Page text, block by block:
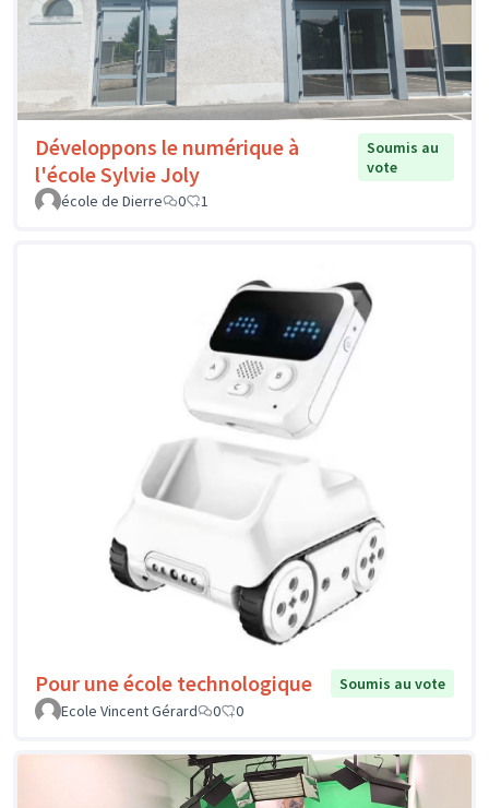
Développons le numérique à
l'école Sylvie Joly
Soumis au
vote
école de Dierre
0 1
Pour une école technologique
Soumis au vote
Ecole Vincent Gérard
0 0